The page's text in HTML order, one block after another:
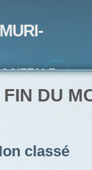
DU
classé